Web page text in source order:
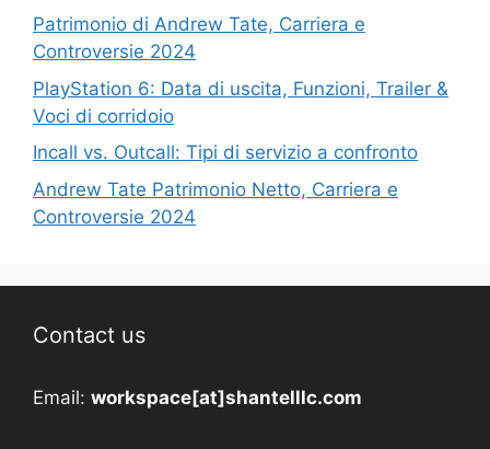
Patrimonio di Andrew Tate, Carriera e
Controversie 2024
PlayStation 6: Data di uscita, Funzioni, Trailer &
Voci di corridoio
Incall vs. Outcall: Tipi di servizio a confronto
Andrew Tate Patrimonio Netto, Carriera e
Controversie 2024
Contact us
Email: workspace[at]shantelllc.com